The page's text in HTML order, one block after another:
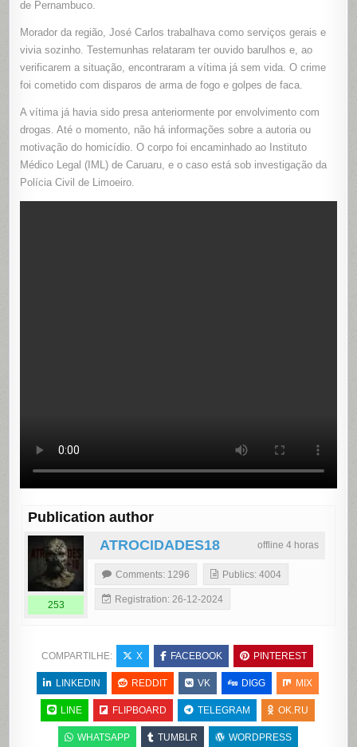
de Pernambuco.
Morador da região, José Carlos trabalhava como serviços gerais e
vivia sozinho. Testemunhas relataram ter ouvido barulhos e, ao
verificarem a situação, encontraram a vítima já sem vida. O crime
foi cometido com disparos de arma de fogo e golpes de faca.
A vítima já havia sido presa anteriormente por envolvimento com
drogas. Até o momento, não há informações sobre a autoria ou
motivação do homicídio. O corpo foi encaminhado ao Instituto
Médico Legal (IML) de Caruaru, e o caso está sob investigação da
Polícia Civil de Limoeiro.
Publication author
offline 4 horas
ATROCIDADES18
253
Comments: 1296 Publics: 4004
Registration: 26-12-2024
COMPARTILHE: X FACEBOOK PINTEREST
LINKEDIN REDDIT VK DIGG MIX
LINE FLIPBOARD TELEGRAM OK.RU
WHATSAPP TUMBLR WORDPRESS